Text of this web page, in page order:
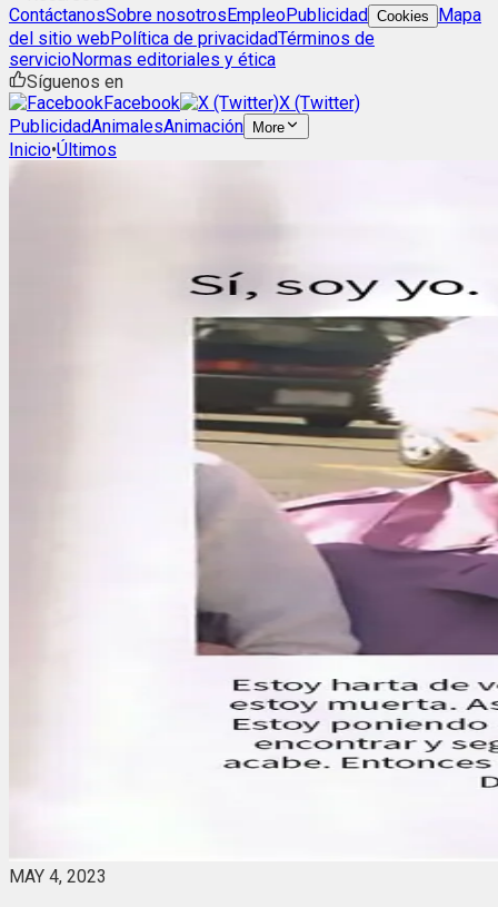
ContáctanosSobre nosotrosEmpleoPublicidad Cookies
Mapa
del sitio webPolítica de privacidadTérminos de
servicioNormas editoriales y ética
Síguenos en
Facebook
X (Twitter)
PublicidadAnimalesAnimación More
Inicio•Últimos
MAY 4, 2023